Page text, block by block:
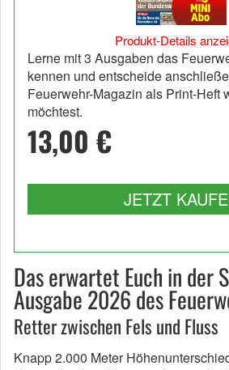
Produkt-Details
Lerne mit 3 Ausgaben das
kennen und entscheide
Feuerwehr-Magazin als Print-Heft
möchtest.
13,00 €
JETZT
Das erwartet Euch in der
Ausgabe 2026 des
Retter zwischen Fels und Fluss
Knapp 2.000 Meter